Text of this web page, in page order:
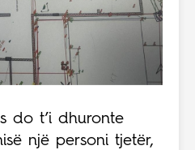
do t’i dhuronte
një personi tjetër,